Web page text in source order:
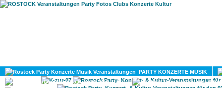
PARTY KONZERTE MUSIK
KULTUR